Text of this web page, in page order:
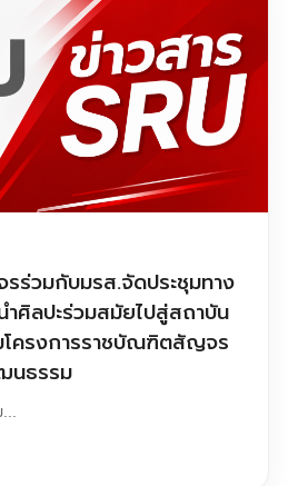
วมกับมรส.จัดประชุมทาง
ำศิลปะร่วมสมัยไปสู่สถาบัน
โครงการราชบัณฑิตสัญจร
นธรรม